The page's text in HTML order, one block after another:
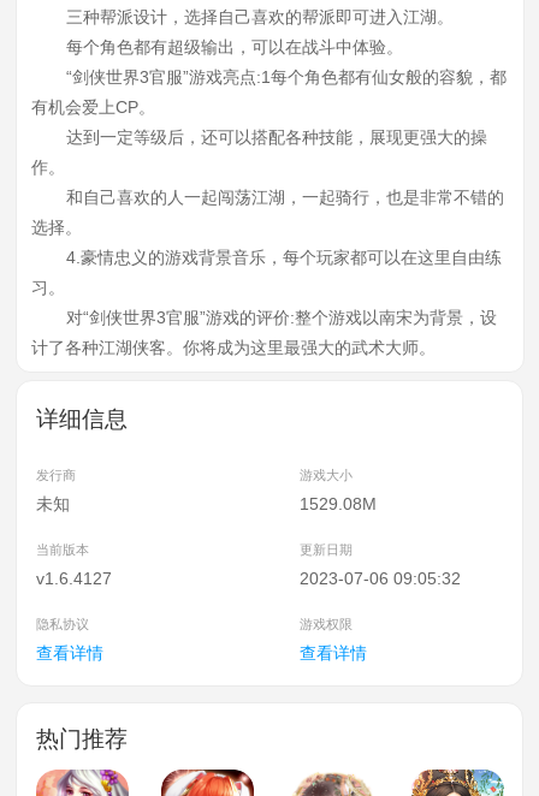
三种帮派设计，选择自己喜欢的帮派即可进入江湖。
每个角色都有超级输出，可以在战斗中体验。
“剑侠世界3官服”游戏亮点:1每个角色都有仙女般的容貌，都
有机会爱上CP。
达到一定等级后，还可以搭配各种技能，展现更强大的操
作。
和自己喜欢的人一起闯荡江湖，一起骑行，也是非常不错的
选择。
4.豪情忠义的游戏背景音乐，每个玩家都可以在这里自由练
习。
对“剑侠世界3官服”游戏的评价:整个游戏以南宋为背景，设
计了各种江湖侠客。你将成为这里最强大的武术大师。
详细信息
发行商 游戏大小
未知 1529.08M
当前版本 更新日期
v1.6.4127 2023-07-06 09:05:32
隐私协议 游戏权限
查看详情 查看详情
热门推荐